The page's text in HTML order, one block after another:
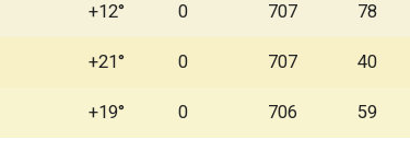
+12° 0 707 78
+21° 0 707 40
+19° 0 706 59